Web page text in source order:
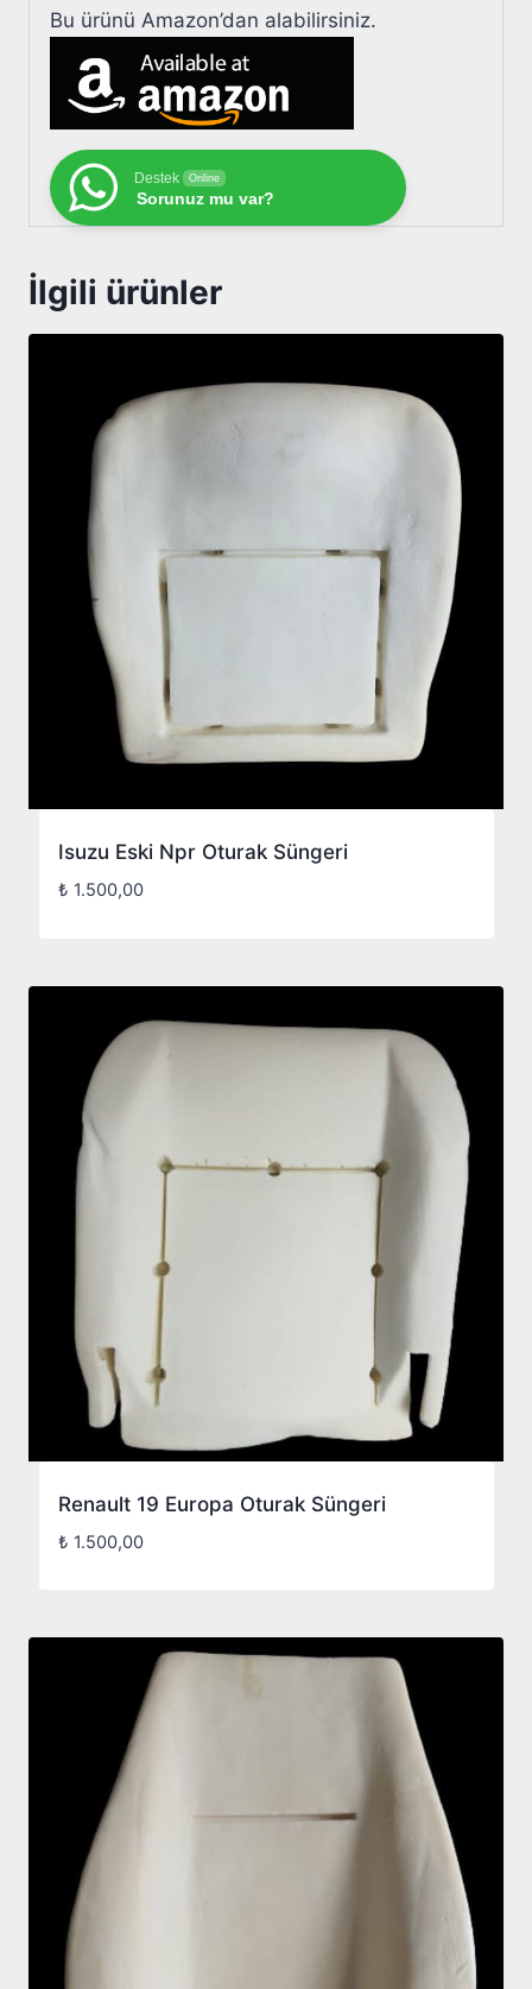
Bu ürünü Amazon’dan alabilirsiniz.
Destek Online
Sorunuz mu var?
İlgili ürünler
Isuzu Eski Npr Oturak Süngeri
₺ 1.500,00
Renault 19 Europa Oturak Süngeri
₺ 1.500,00